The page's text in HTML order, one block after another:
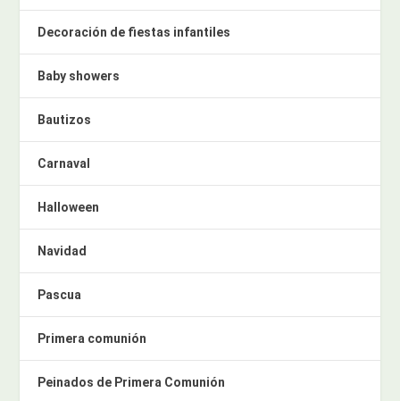
Decoración de fiestas infantiles
Baby showers
Bautizos
Carnaval
Halloween
Navidad
Pascua
Primera comunión
Peinados de Primera Comunión